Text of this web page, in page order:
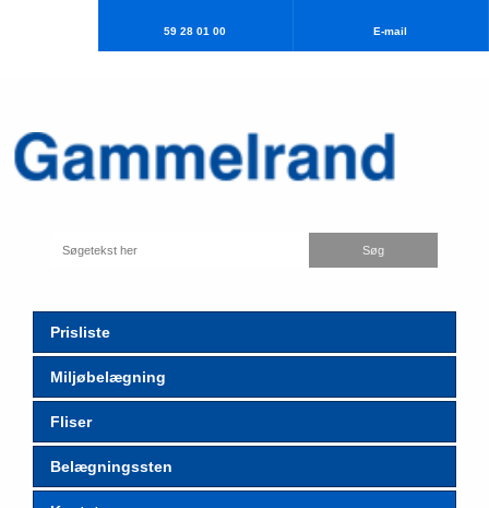
59 28 01 00 E-mail​
Prisliste
Miljøbelægning
Fliser
Belægningssten